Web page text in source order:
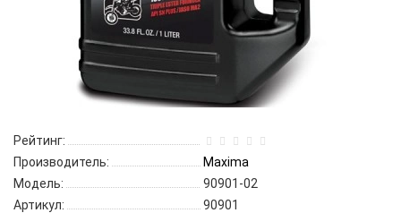
Рейтинг:
Производитель:
Maxima
Модель:
90901-02
Артикул:
90901